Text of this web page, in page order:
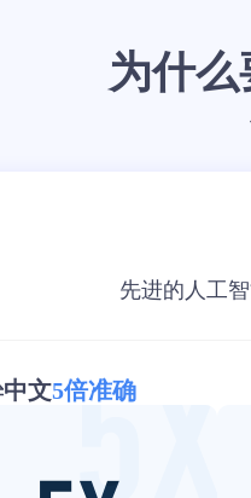
为什
先进的人工
中文5倍准确